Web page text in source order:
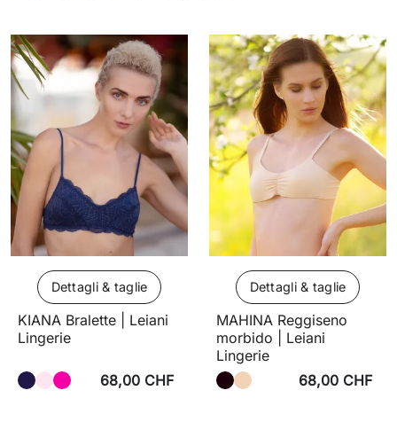
Dettagli & taglie
KIANA Bralette | Leiani
Lingerie
68,00 CHF
Dettagli & taglie
MAHINA Reggiseno
morbido | Leiani
Lingerie
68,00 CHF